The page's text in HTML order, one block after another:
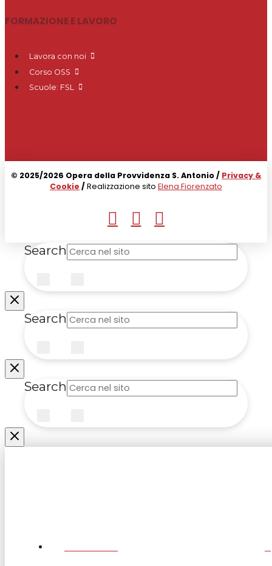
FORMAZIONE E LAVORO
Lavora con noi
Corso OSS
Scuole: FSL
© 2025/2026 Opera della Provvidenza S. Antonio / Privacy &
Cookie /Realizzazione sito Elena Fiorenzato
Search
Search
Search